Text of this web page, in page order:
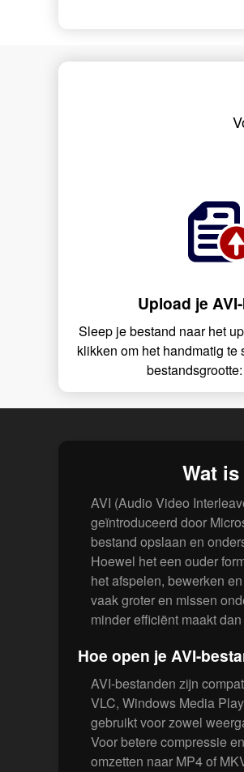
Upload je
Sleep je bestand naar het
klikken om het handmatig
Wat
AVI (Audio Video
geïntroduceerd door
bestand opslaan en
Hoewel het een ouder
het afspelen, bewerken
vaak groter en missen
minder efficiënt maakt
Hoe open je AVI-
AVI-bestanden zijn
VLC, Windows Media
gebruikt voor zowel
Voor betere compressie
omzetten naar MP4 of